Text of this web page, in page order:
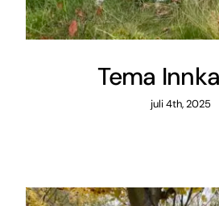
Tema
juli 4th, 2025